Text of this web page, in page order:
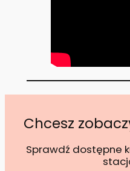
Chcesz
Sprawdź dostępne